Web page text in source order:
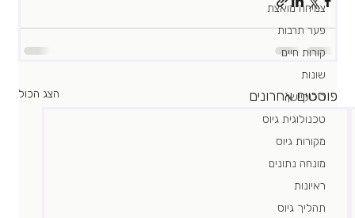
צמיחה מואצת
פער תרבות
קורות חיים
שונות
רילוקיישן
טכנולוגית גיוס
מקורות גיוס
מונחה נתונים
ראיונות
תהליך גיוס
פוסטים אחרונים הצג הכול